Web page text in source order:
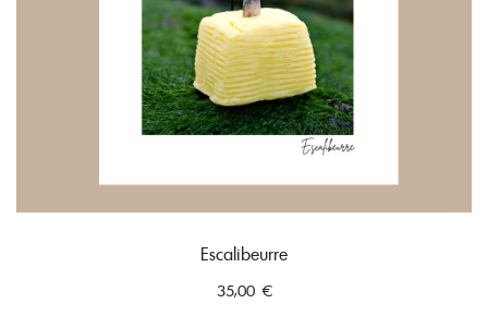
Escalibeurre
35,00 €